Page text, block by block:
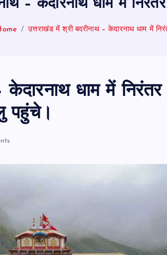
– केदारनाथ धाम में
उत्तराखंड में श्री बदरीनाथ – केदारनाथ धाम में
केदारनाथ धाम में
पहुंचे।